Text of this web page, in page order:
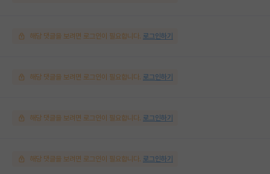
해당 댓글을 보려면 로그인이 필요합니다. 로그인하기
해당 댓글을 보려면 로그인이 필요합니다. 로그인하기
해당 댓글을 보려면 로그인이 필요합니다. 로그인하기
해당 댓글을 보려면 로그인이 필요합니다. 로그인하기